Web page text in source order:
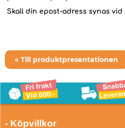
Skall din epost-adress synas vid
« Till produktpresentationen
- Köpvillkor